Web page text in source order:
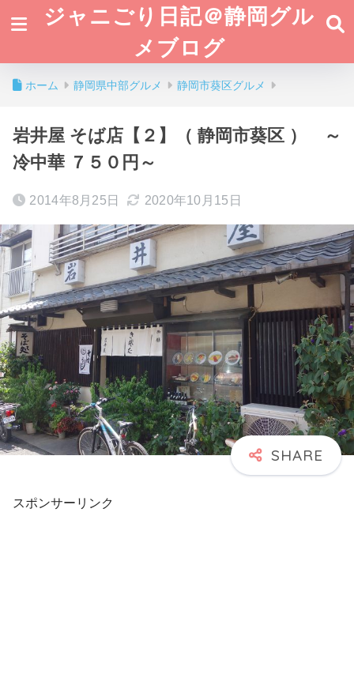
ジャニごり日記＠静岡グル
メブログ
ホーム 静岡県中部グルメ 静岡市葵区グルメ
岩井屋 そば店【２】（ 静岡市葵区 ） ～
冷中華 ７５０円～
2014年8月25日 2020年10月15日
スポンサーリンク